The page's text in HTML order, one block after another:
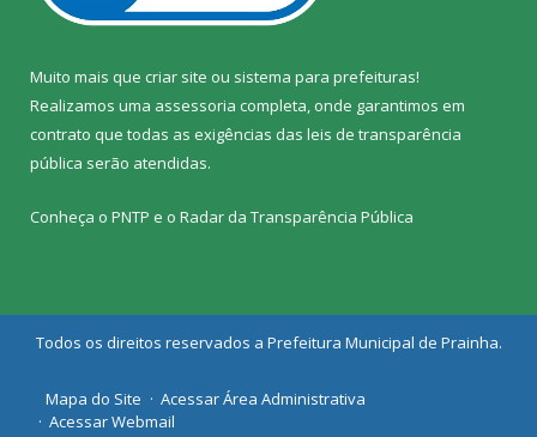
Muito mais que criar site ou sistema para prefeituras!
Realizamos uma assessoria completa, onde garantimos em
contrato que todas as exigências das leis de transparência
pública serão atendidas.
Conheça o PNTP e o Radar da Transparência Pública
Todos os direitos reservados a Prefeitura Municipal de Prainha.
Mapa do Site
Acessar Área Administrativa
Acessar Webmail